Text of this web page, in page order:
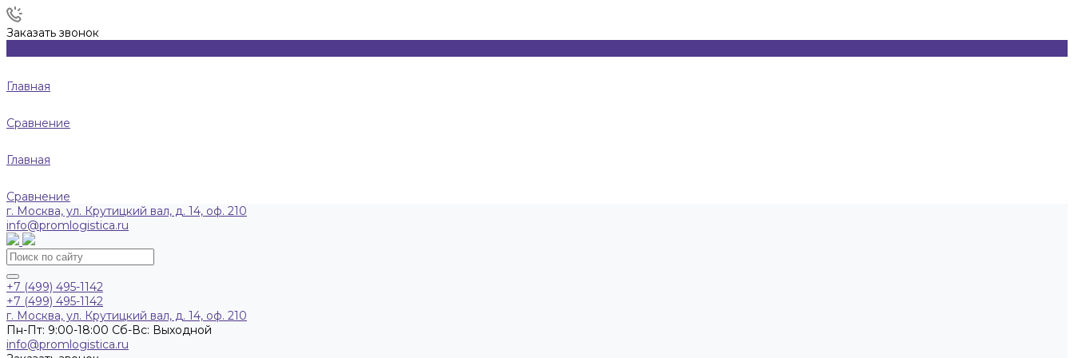
Заказать звонок
Главная
Сравнение
Главная
Сравнение
г. Москва, ул. Крутицкий вал, д. 14, оф. 210
info@promlogistica.ru
+7 (499) 495-1142
+7 (499) 495-1142
г. Москва, ул. Крутицкий вал, д. 14, оф. 210
Пн-Пт: 9:00-18:00 Cб-Вс: Выходной
info@promlogistica.ru